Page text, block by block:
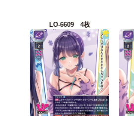
LO-6609 4枚